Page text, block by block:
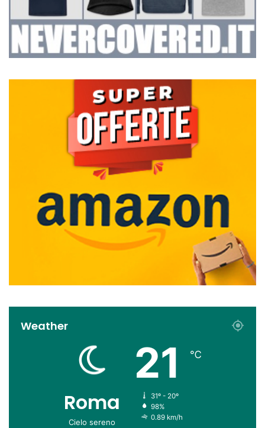
Weather
Roma
Cielo sereno
21 ℃
31º - 20º
98%
0.89 km/h